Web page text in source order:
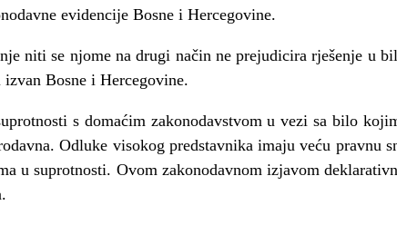
evidencije Bosne i Hercegovine.
niti se njome na drugi način ne prejudicira rješenje u
Bosne i Hercegovine.
s domaćim zakonodavstvom u vezi sa bilo
Odluke visokog predstavnika imaju veću pravnu
u suprotnosti. Ovom zakonodavnom izjavom